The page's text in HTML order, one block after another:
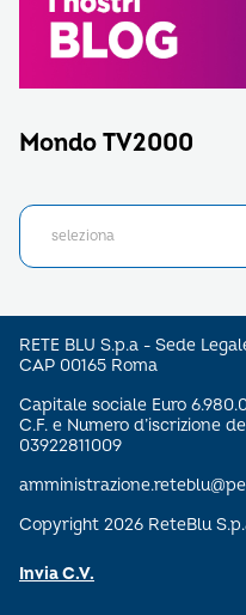
Mondo TV2000
RETE BLU S.p.a - Sede
CAP 00165 Roma
Capitale sociale Euro
C.F. e Numero d’iscrizione
03922811009
Copyright 2026 ReteBlu
Invia C.V.